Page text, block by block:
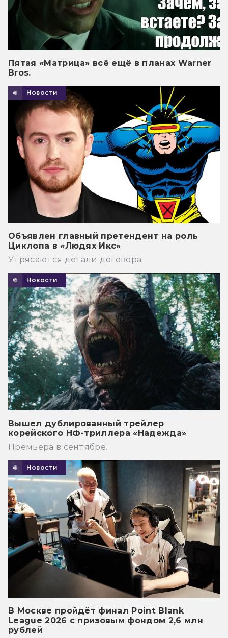
Пятая «Матрица» всё ещё в планах Warner
Bros.
Новости
Объявлен главный претендент на роль
Циклопа в «Людях Икс»
Утрясаются детали договора.
Новости
Вышел дублированный трейлер
корейского НФ-триллера «Надежда»
Премьера в сентябре.
Новости
В Москве пройдёт финал Point Blank
League 2026 с призовым фондом 2,6 млн
рублей